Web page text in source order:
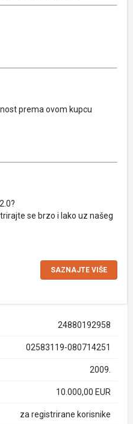
prema ovom kupcu
se brzo i lako uz našeg
SAZNAJTE VIŠE
24880192958
02583119-080714251
2009.
10.000,00 EUR
za registrirane korisnike